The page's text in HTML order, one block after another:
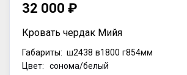
32 000 ₽
Кровать чердак Мийя
Габариты: ш2438 в1800 г854мм
Цвет: сонома/белый